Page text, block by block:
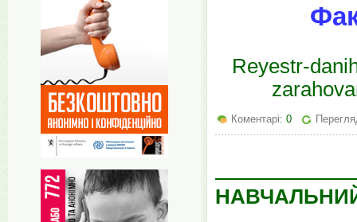
Reyestr-
Коментарі: 0
НАВЧАЛЬНИЙ